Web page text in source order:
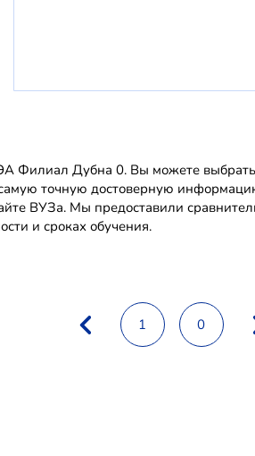
Дубна 0. Вы можете выбрать
самую точную достоверную
ВУЗа. Мы предоставили
и сроках обучения.
1 0